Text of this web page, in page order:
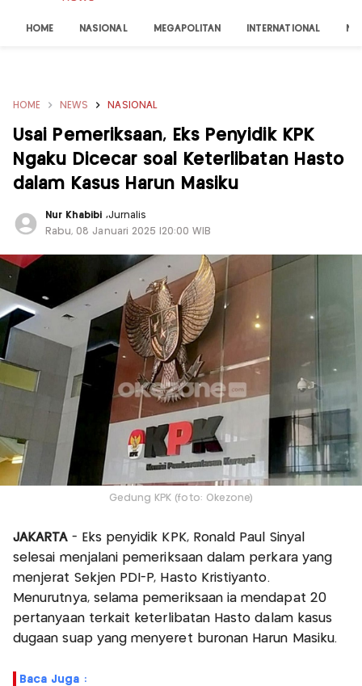
HOME NASIONAL MEGAPOLITAN INTERNATIONAL
HOME NEWS NASIONAL
Usai Pemeriksaan, Eks Penyidik KPK
Ngaku Dicecar soal Keterlibatan Hasto
dalam Kasus Harun Masiku
Nur Khabibi ,Jurnalis
Rabu, 08 Januari 2025 |20:00 WIB
Gedung KPK (foto: Okezone)
JAKARTA - Eks penyidik KPK, Ronald Paul Sinyal
selesai menjalani pemeriksaan dalam perkara yang
menjerat Sekjen PDI-P, Hasto Kristiyanto.
Menurutnya, selama pemeriksaan ia mendapat 20
pertanyaan terkait keterlibatan Hasto dalam kasus
dugaan suap yang menyeret buronan Harun Masiku.
Baca Juga :